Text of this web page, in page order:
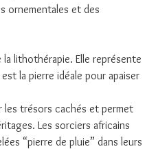
ornementales et des
la lithothérapie. Elle représente
la pierre idéale pour apaiser
trésors cachés et permet
Les sorciers africains
“pierre de pluie” dans leurs